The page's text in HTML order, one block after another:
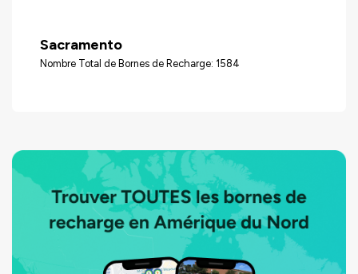
Sacramento
Nombre Total de Bornes de Recharge: 1584